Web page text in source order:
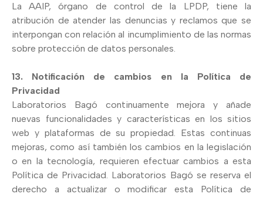
La AAIP, órgano de control de la LPDP, tiene la
atribución de atender las denuncias y reclamos que se
interpongan con relación al incumplimiento de las normas
sobre protección de datos personales.
13. Notificación de cambios en la Política de
Privacidad
Laboratorios Bagó continuamente mejora y añade
nuevas funcionalidades y características en los sitios
web y plataformas de su propiedad. Estas continuas
mejoras, como así también los cambios en la legislación
o en la tecnología, requieren efectuar cambios a esta
Política de Privacidad. Laboratorios Bagó se reserva el
derecho a actualizar o modificar esta Política de